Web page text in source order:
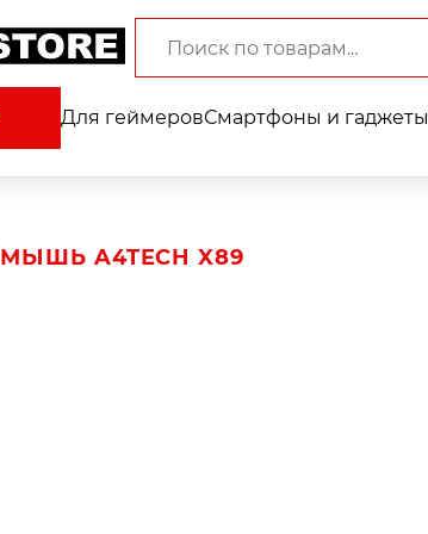
Для геймеровСмартфоны и гаджеты
МЫШЬ A4TECH X89